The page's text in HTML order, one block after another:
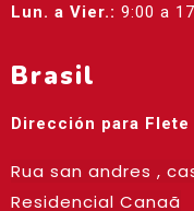
Lun. a Vier.: 9:00 a
Brasil
Dirección para Flete
Rua san andres ,
Residencial Canaã